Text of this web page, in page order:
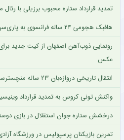
تمدید قرارداد ستاره محبوب برزیلی با
هافبک هجومی ۲۴ ساله فرانسوی به پاری‌سن‌ژرمن پیوست + عکس
رونمایی ذوب‌آهن اصفهان از کیت جدید
عکس
انتقال تاریخی دروازه‌بان ۲۳ ساله منچسترسیتی به لیدز یونایتد + عکس
واکنش تونی کروس به تمدید قرارداد
درخشش ستاره جوان استقلال در بازی
تمرین بازیکنان پرسپولیس در ورزشگاه